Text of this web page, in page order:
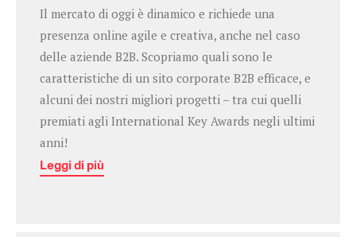
Il mercato di oggi è dinamico e richiede una
presenza online agile e creativa, anche nel caso
delle aziende B2B. Scopriamo quali sono le
caratteristiche di un sito corporate B2B efficace, e
alcuni dei nostri migliori progetti – tra cui quelli
premiati agli International Key Awards negli ultimi
anni!
Leggi di più